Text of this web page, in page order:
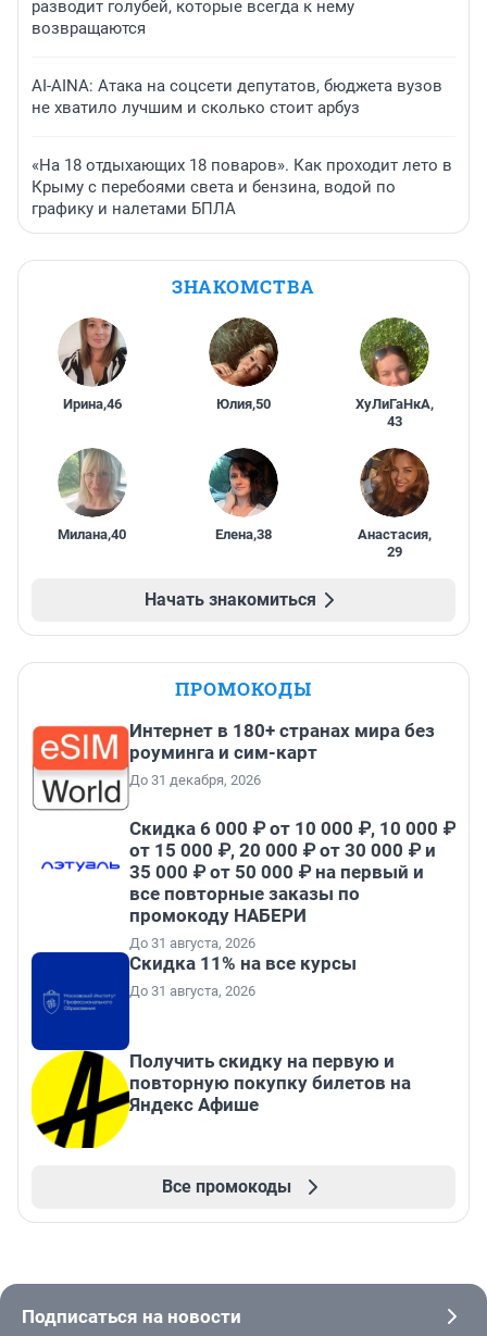
разводит голубей, которые всегда к нему
возвращаются
AI-AINA: Атака на соцсети депутатов, бюджета вузов
не хватило лучшим и сколько стоит арбуз
«На 18 отдыхающих 18 поваров». Как проходит лето в
Крыму с перебоями света и бензина, водой по
графику и налетами БПЛА
ЗНАКОМСТВА
Ирина,46 Юлия,50 ХуЛиГаНкА,
43
Милана,40 Елена,38 Анастасия,
29
Начать знакомиться
ПРОМОКОДЫ
Интернет в 180+ странах мира без
роуминга и сим-карт
До 31 декабря, 2026
Скидка 6 000 ₽ от 10 000 ₽, 10 000 ₽
от 15 000 ₽, 20 000 ₽ от 30 000 ₽ и
35 000 ₽ от 50 000 ₽ на первый и
все повторные заказы по
промокоду НАБЕРИ
До 31 августа, 2026
Скидка 11% на все курсы
До 31 августа, 2026
Получить скидку на первую и
повторную покупку билетов на
Яндекс Афише
Все промокоды
Подписаться на новости